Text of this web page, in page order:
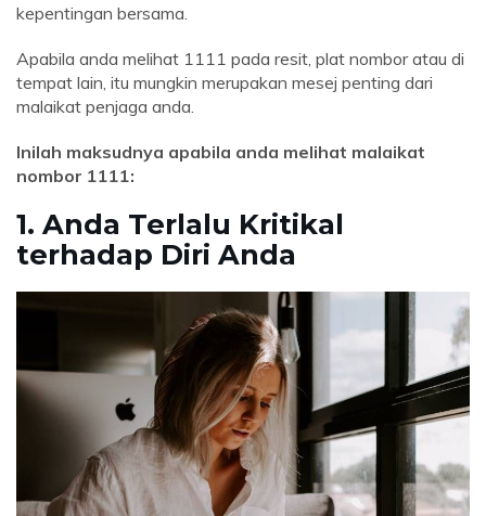
kepentingan bersama.
Apabila anda melihat 1111 pada resit, plat nombor atau di
tempat lain, itu mungkin merupakan mesej penting dari
malaikat penjaga anda.
Inilah maksudnya apabila anda melihat malaikat
nombor 1111:
1. Anda Terlalu Kritikal
terhadap Diri Anda